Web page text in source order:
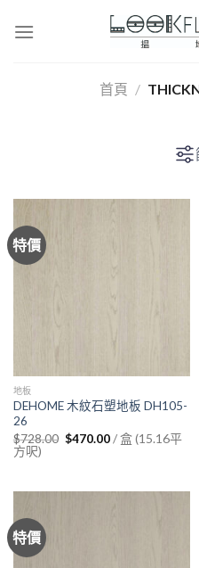
首頁 /
特價
地板
DEHOME 木紋石塑地板 DH105-
26
$728.00 Original
price
$470.00Current
price
/ 盒 (15.16平
方呎)
特價